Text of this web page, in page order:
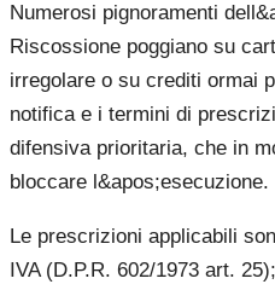
Numerosi pignoramenti
Riscossione poggiano su
irregolare o su crediti ormai
notifica e i termini di
difensiva prioritaria, che in
bloccare l&apos;esecuzione.
Le prescrizioni applicabili
IVA (D.P.R. 602/1973 art.